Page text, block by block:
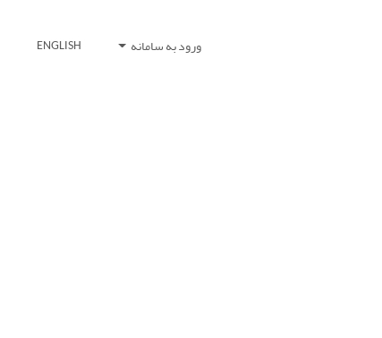
ورود به سامانه ENGLISH